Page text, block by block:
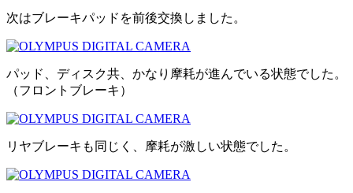
次はブレーキパッドを前後交換しました。
パッド、ディスク共、かなり摩耗が進んでいる状態でした。
（フロントブレーキ）
リヤブレーキも同じく、摩耗が激しい状態でした。